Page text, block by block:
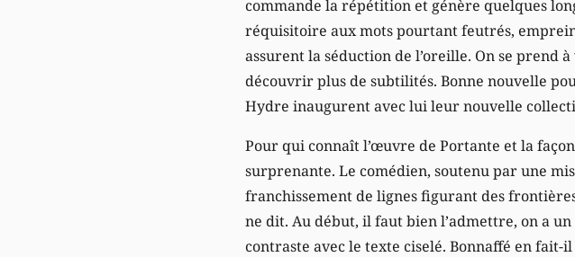
commande la répétition et génère quelques
réquisitoire aux mots pourtant feutrés,
assurent la séduction de l’oreille. On se
découvrir plus de subtilités. Bonne nouvelle
Hydre inaugurent avec lui leur nouvelle
Pour qui connaît l’œuvre de Portante et la
surprenante. Le comédien, soutenu par une
franchissement de lignes figurant des
ne dit. Au début, il faut bien l’admettre, on a
contraste avec le texte ciselé. Bonnaffé en fait-